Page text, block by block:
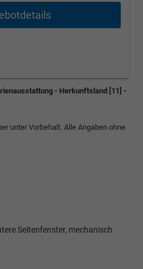
- Herkunftsland [11] -
unter Vorbehalt. Alle Angaben ohne
Seitenfenster, mechanisch